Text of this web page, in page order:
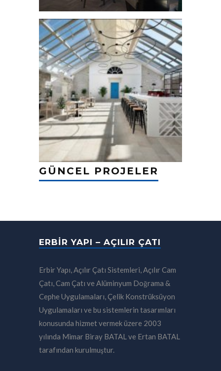
GÜNCEL PROJELER
ERBIR YAPI – AÇILIR ÇATI
Erbir Yapı, Açılır Çatı Sistemleri, Açılır Cam
Çatı, Cam Çatı ve Alüminyum Doğrama &
Cephe Uygulamaları, Çelik Konstrüksüyon
Uygulamaları ve bu sistemlerin tasarımları
konusunda hizmet vermek üzere 2003
yılında Mimar Biray BATAL ve Ertan BATAL
tarafından kurulmuştur.